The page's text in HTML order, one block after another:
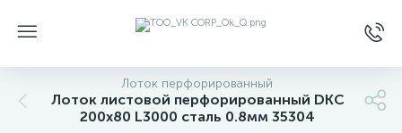
Лоток перфорированный
Лоток листовой перфорированный DKC
200х80 L3000 сталь 0.8мм 35304